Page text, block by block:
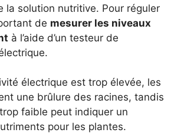
la solution nutritive. Pour réguler
de mesurer les niveaux
à l’aide d’un testeur de
électrique est trop élevée, les
une brûlure des racines, tandis
trop faible peut indiquer un
pour les plantes.